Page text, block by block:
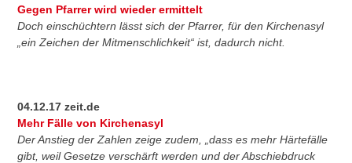
Gegen Pfarrer wird wieder ermittelt
Doch einschüchtern lässt sich der Pfarrer, für den Kirchenasyl
„ein Zeichen der Mitmenschlichkeit“ ist, dadurch nicht.
04.12.17 zeit.de
Mehr Fälle von Kirchenasyl
Der Anstieg der Zahlen zeige zudem, „dass es mehr Härtefälle
gibt, weil Gesetze verschärft werden und der Abschiebdruck